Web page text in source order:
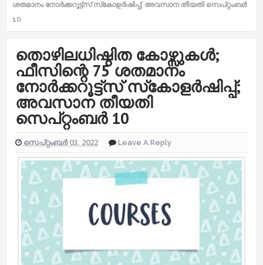
ശതമാനം നോര്‍ക്കറൂട്ട്സ് സ്‌കോളര്‍ഷിപ്പ്; അവസാന തീയതി സെപ്റ്റംബർ
10
തൊഴിലധിഷ്ഠിത കോഴ്സുകള്‍;
ഫീസിന്റെ 75 ശതമാനം
നോര്‍ക്കറൂട്ട്സ് സ്‌കോളര്‍ഷിപ്പ്;
അവസാന തീയതി
സെപ്റ്റംബർ 10
സെപ്റ്റംബർ 03, 2022 Leave A Reply